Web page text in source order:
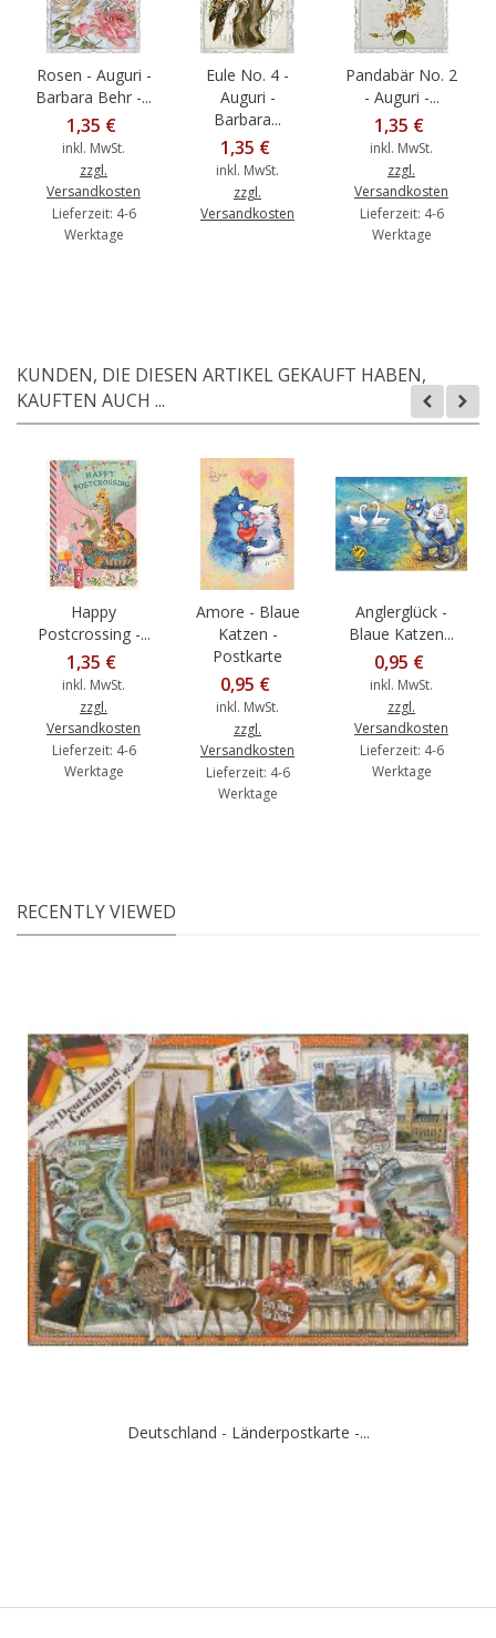
Rosen - Auguri -
Barbara Behr -...
1,35 €
inkl. MwSt.
zzgl.
Versandkosten
Lieferzeit: 4-6
Werktage
Eule No. 4 -
Auguri -
Barbara...
1,35 €
inkl. MwSt.
zzgl.
Versandkosten
Pandabär No. 2
- Auguri -...
1,35 €
inkl. MwSt.
zzgl.
Versandkosten
Lieferzeit: 4-6
Werktage
KUNDEN, DIE DIESEN ARTIKEL GEKAUFT HABEN,
KAUFTEN AUCH ...
Happy
Postcrossing -...
1,35 €
inkl. MwSt.
zzgl.
Versandkosten
Lieferzeit: 4-6
Werktage
Amore - Blaue
Katzen -
Postkarte
0,95 €
inkl. MwSt.
zzgl.
Versandkosten
Lieferzeit: 4-6
Werktage
Anglerglück -
Blaue Katzen...
0,95 €
inkl. MwSt.
zzgl.
Versandkosten
Lieferzeit: 4-6
Werktage
RECENTLY VIEWED
Deutschland - Länderpostkarte -...